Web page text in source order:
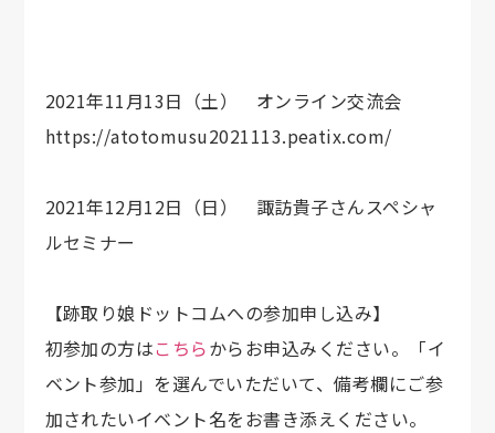
2021年11月13日（土） オンライン交流会
https://atotomusu2021113.peatix.com/
2021年12月12日（日） 諏訪貴子さんスペシャ
ルセミナー
【跡取り娘ドットコムへの参加申し込み】
初参加の方はこちらからお申込みください。「イ
ベント参加」を選んでいただいて、備考欄にご参
加されたいイベント名をお書き添えください。